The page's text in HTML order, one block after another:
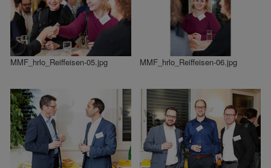
MMF_hrlo_Reiffeisen-05.jpg MMF_hrlo_Reiffeisen-06.jpg